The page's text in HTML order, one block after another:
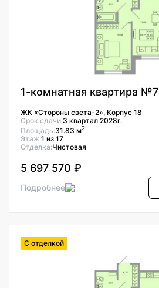
1-комнатная квартира №7
ЖК «Стороны света-2», Корпус 18
Срок сдачи:3 квартал 2028г.
Площадь:31.83 м2
Этаж:1 из 17
Отделка:Чистовая
5 697 570 ₽
Подробнее
С отделкой